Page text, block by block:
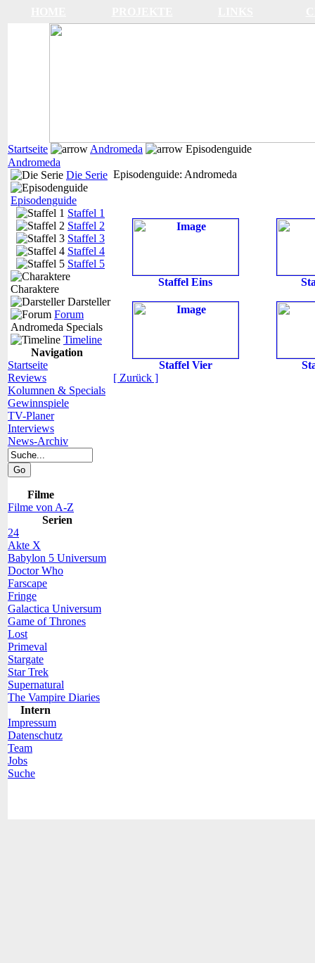
Startseite Andromeda
Episodenguide
Andromeda
Die Serie
Episodenguide
Staffel 1
Staffel 2
Staffel 3
Staffel 4
Staffel 5
Charaktere
Darsteller
Forum
Andromeda Specials
Timeline
Navigation
Startseite
Reviews
Kolumnen & Specials
Gewinnspiele
TV-Planer
Interviews
News-Archiv
Filme
Filme von A-Z
Serien
24
Akte X
Babylon 5 Universum
Doctor Who
Farscape
Fringe
Galactica Universum
Game of Thrones
Lost
Primeval
Stargate
Star Trek
Supernatural
The Vampire Diaries
Intern
Impressum
Datenschutz
Team
Jobs
Suche
Episodenguide: Andromeda
Staffel Eins
Staffel Vier
[ Zurück ]